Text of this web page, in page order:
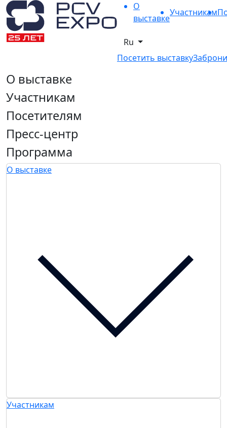
О
выставке
Участникам
Ru
Посетить выставку
О выставке
Участникам
Посетителям
Пресс-центр
Программа
О выставке
Участникам